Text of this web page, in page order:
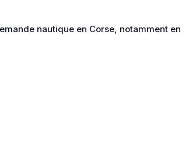
nautique en Corse, notamment en